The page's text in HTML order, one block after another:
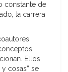
constante de
la carrera
Ellos
cosas” se